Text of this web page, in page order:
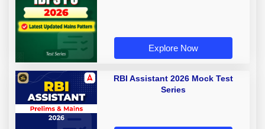
Explore Now
RBI Assistant 2026 Mock Test
Series